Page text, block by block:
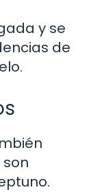
y se
de